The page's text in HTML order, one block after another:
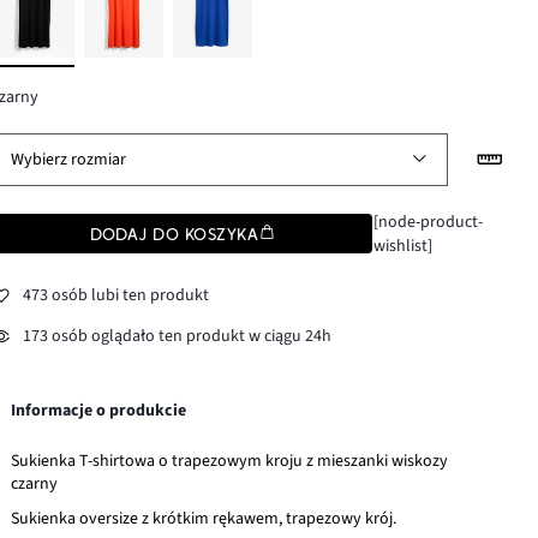
Wybierz rozmiar
DODAJ DO KOSZYKA
[node-product-
wishlist]
473 osób lubi ten produkt
173 osób oglądało ten produkt w ciągu 24h
Informacje o produkcie
Sukienka T-shirtowa o trapezowym kroju z mieszanki wiskozy
czarny
Sukienka oversize z krótkim rękawem, trapezowy krój.